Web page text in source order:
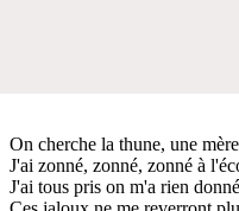
On cherche la thune, une
J'ai zonné, zonné, zonné à
J'ai tous pris on m'a rien